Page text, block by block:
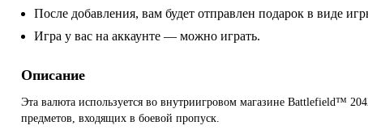
После добавления, вам будет отправлен подарок в виде
Игра у вас на аккаунте — можно играть.
Описание
Эта валюта используется во внутриигровом магазине Battlefield™
предметов, входящих в боевой пропуск.